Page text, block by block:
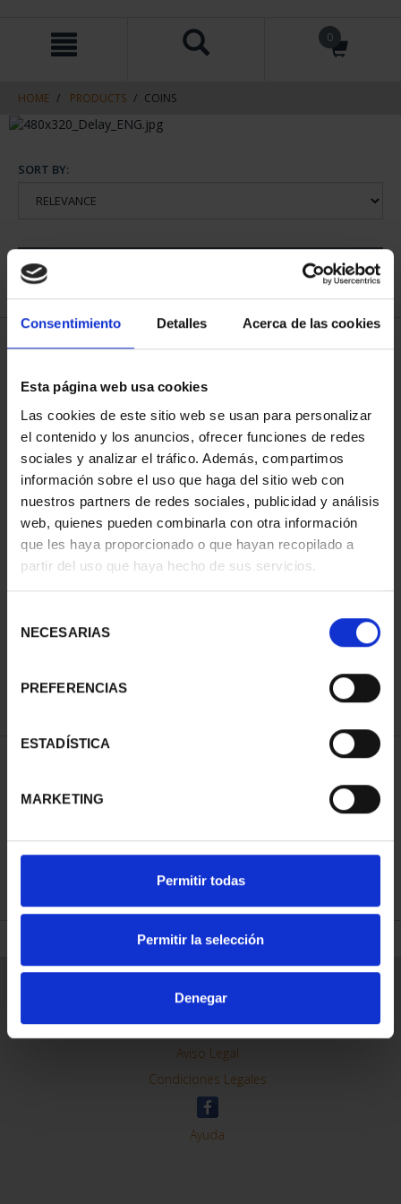
Consentimiento Detalles Acerca de las cookies
Esta página web usa cookies
Las cookies de este sitio web se usan para personalizar
el contenido y los anuncios, ofrecer funciones de redes
sociales y analizar el tráfico. Además, compartimos
información sobre el uso que haga del sitio web con
nuestros partners de redes sociales, publicidad y análisis
web, quienes pueden combinarla con otra información
que les haya proporcionado o que hayan recopilado a
partir del uso que haya hecho de sus servicios.
NECESARIAS
PREFERENCIAS
ESTADÍSTICA
MARKETING
Permitir todas
Permitir la selección
Denegar
navigation
0
HOME PRODUCTS COINS
SORT BY:
1 Products found
€145.00
REFINE
Contacto
Preguntas Frequentes (FAQs)
Aviso Legal
Condiciones Legales
Ayuda